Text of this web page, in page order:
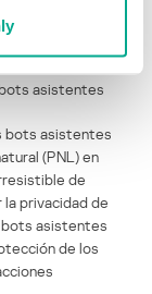
de
asistentes
bots asistentes
(PNL) en
de
privacidad de
bots asistentes
de los